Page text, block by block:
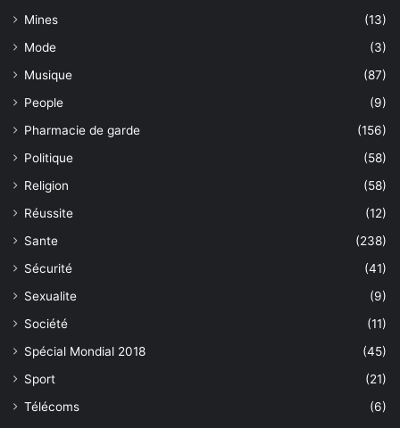
Mines
(13)
Mode
(3)
Musique
(87)
People
(9)
Pharmacie de garde
(156)
Politique
(58)
Religion
(58)
Réussite
(12)
Sante
(238)
Sécurité
(41)
Sexualite
(9)
Société
(11)
Spécial Mondial 2018
(45)
Sport
(21)
Télécoms
(6)